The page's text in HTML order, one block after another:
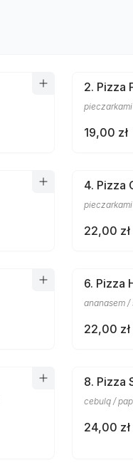
2. Pizza
19,00 zł
4. Pizza
22,00 zł
6. Pizza
ananasem /
22,00 zł
8. Pizza
cebulą /
24,00 zł